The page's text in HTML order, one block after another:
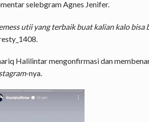
selebgram Agnes Jenifer.
utii yang terbaik buat kalian kalo bisa
Halilintar mengonfirmasi dan
-nya.